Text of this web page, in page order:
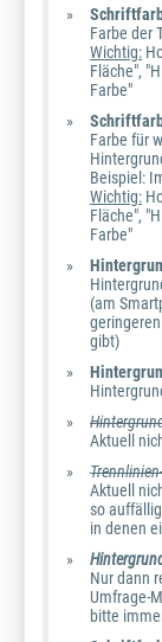
Farbe der
Wichtig:
Fläche",
Farbe"
Farbe für
Beispiel:
Wichtig:
Fläche",
Farbe"
(am
gibt)
Aktuell
Aktuell
so
in denen
Nur dann
Umfrage-
bitte